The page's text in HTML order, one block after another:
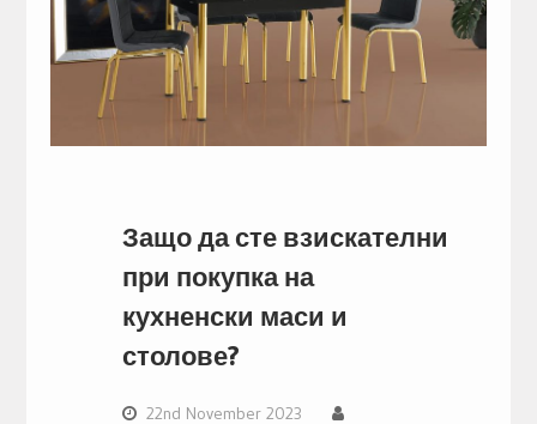
Защо да сте взискателни
при покупка на
кухненски маси и
столове?
22nd November 2023